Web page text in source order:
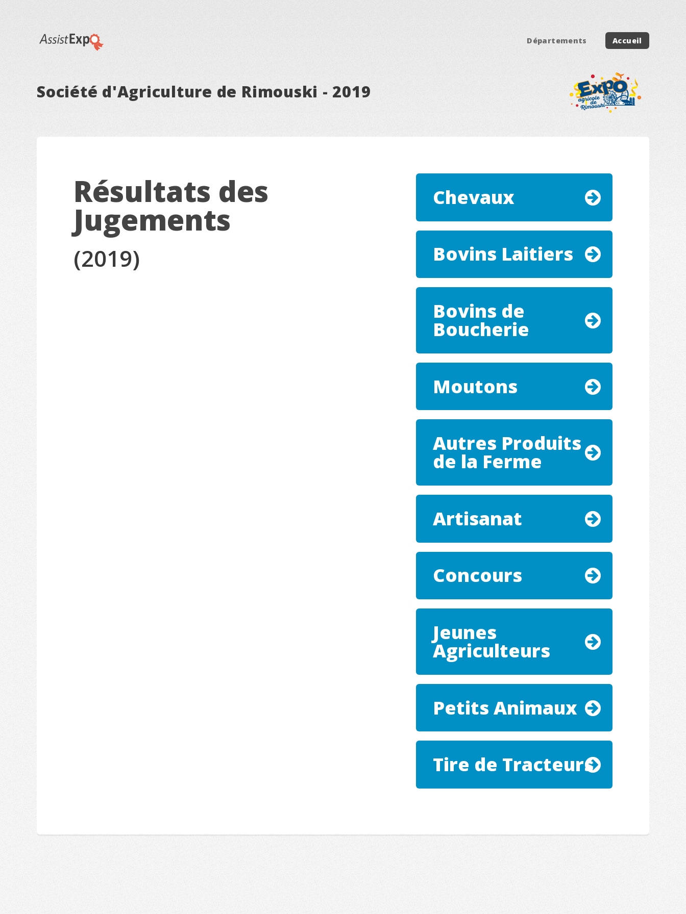
Société d'Agriculture de Rimouski - 2019
Départements Accueil
Résultats des
Jugements
(2019)
Chevaux
Bovins Laitiers
Bovins de
Boucherie
Moutons
Autres Produits
de la Ferme
Artisanat
Concours
Jeunes
Agriculteurs
Petits Animaux
Tire de Tracteurs